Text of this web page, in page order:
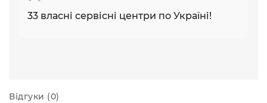
33 власні сервісні центри по Україні!
Відгуки (0)